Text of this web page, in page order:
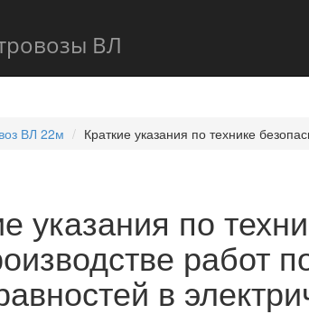
ВЛ
ВЛ 22м Краткие указания по технике
указания по
работ
в